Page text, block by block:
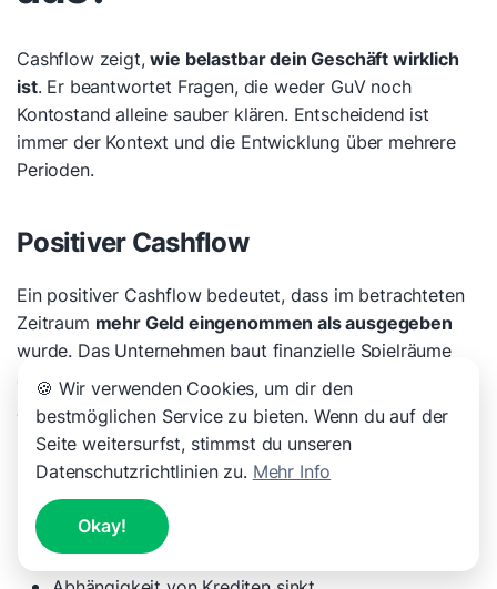
Cashflow zeigt,wie belastbar dein Geschäft wirklich
ist. Er beantwortet Fragen, die weder GuV noch
Kontostand alleine sauber klären. Entscheidend ist
immer der Kontext und die Entwicklung über mehrere
Perioden.
Positiver Cashflow
Ein positiver Cashflow bedeutet, dass im betrachteten
Zeitraum mehr Geld eingenommen als ausgegeben
wurde. Das Unternehmen baut finanzielle Spielräume
auf.
Typische Konsequenzen:
laufende Kosten lassen sich sicher decken
Investitionen können aus eigener Kraft finanziert
werden
Rücklagen entstehen
🍪 Wir verwenden Cookies, um dir den
bestmöglichen Service zu bieten. Wenn du auf der
Seite weitersurfst, stimmst du unseren
Datenschutzrichtlinien zu. Mehr Info
Okay!